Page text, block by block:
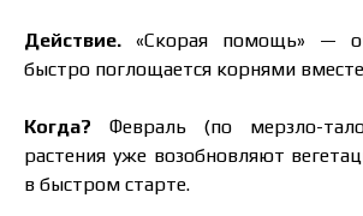
Действие. «Скорая помощь» —
быстро поглощается корнями
Когда? Февраль (по мерзло-
растения уже возобновляют
в быстром старте.